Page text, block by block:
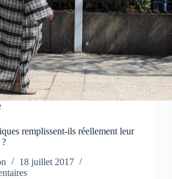
remplissent-ils réellement leur
18 juillet 2017